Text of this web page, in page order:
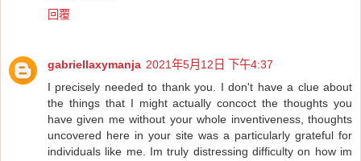
回覆
gabriellaxymanja 2021年5月12日 下午4:37
I precisely needed to thank you. I don't have a clue about
the things that I might actually concoct the thoughts you
have given me without your whole inventiveness, thoughts
uncovered here in your site was a particularly grateful for
individuals like me. Im truly distressing difficulty on how im